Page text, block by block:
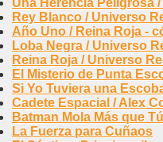
Una Herencia Peligrosa
Rey Blanco / Universo
Año Uno / Reina Roja -
Loba Negra / Universo
Reina Roja / Universo
El Misterio de Punta
Si Yo Tuviera una
Cadete Espacial / Alex
Batman Mola Más que Tú
La Fuerza para Cuñaos